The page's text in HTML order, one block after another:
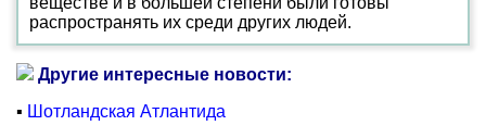
распространять их среди других людей.
Другие интересные новости:
▪ Шотландская Атлантида